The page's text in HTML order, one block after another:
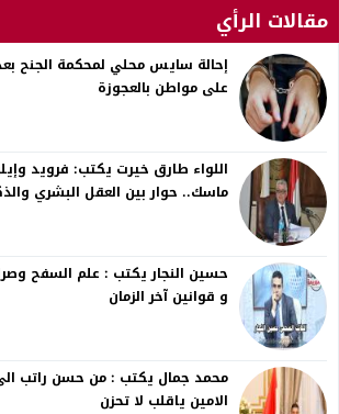
مقالات الرأي
إحالة سايس محلي لمحكمة الجنح
على مواطن بالعجوزة
اللواء طارق خيرت يكتب: فرويد
ماسك.. حوار بين العقل البشري
حسين
و قوانين آخر الزمان
محمد جمال يكتب : من حسن راتب
الامين ياقلب لا تحزن